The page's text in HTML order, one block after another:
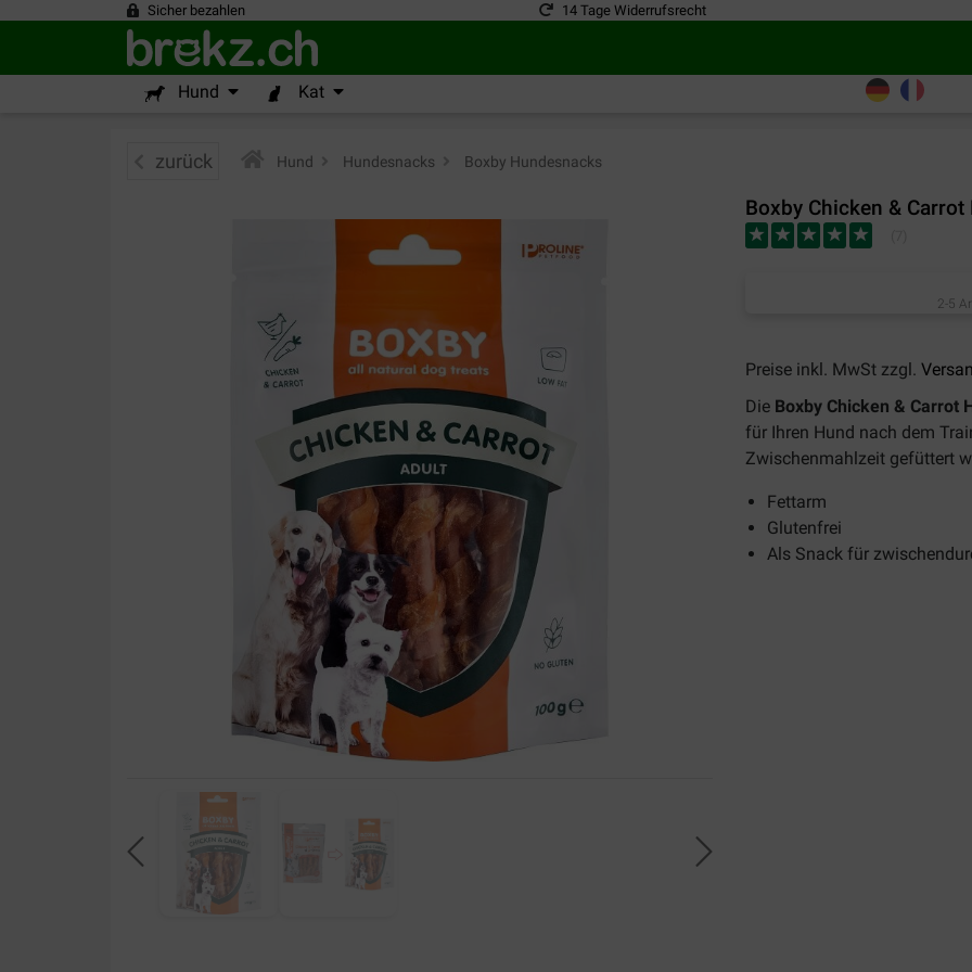
Sicher bezahlen 14 Tage Widerrufsrecht
Hund Kat
zurück Hund Hundesnacks Boxby Hundesnacks
Boxby Chicken &
2-5
Preise inkl. MwSt zzgl.
Die Boxby Chicken & Carrot
für Ihren Hund nach dem
Zwischenmahlzeit gefüttert
Fettarm
Glutenfrei
Als Snack für